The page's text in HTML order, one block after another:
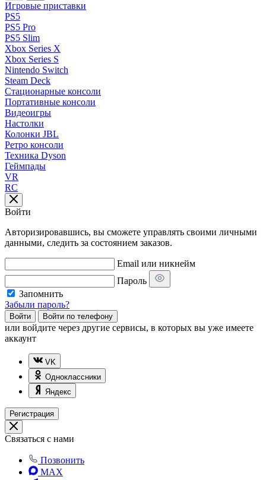
Игровые приставки
PS5
PS5 Pro
PS5 Slim
Xbox Series X
Xbox Series S
Nintendo Switch
Steam Deck
Стационарные консоли
Портативные консоли
Видеоигры
Настолки
Колонки JBL
Ретро консоли
Техника Dyson
Геймпады
VR
RC
Войти
Авторизировавшись, вы сможете управлять своими личными
данными, следить за состоянием заказов.
Email или никнейм
Пароль
Запомнить
Забыли пароль?
Войти Войти по телефону
или войдите через другие сервисы, в которых вы уже имеете
аккаунт
VK
Одноклассники
Яндекс
Регистрация
Связаться с нами
Позвонить
MAX